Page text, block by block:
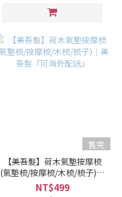
售完
【美吾髮】荷木氣墊按摩梳
(氣墊梳/按摩梳/木梳/梳子)｜
美吾髮『可海外配送』
NT$499